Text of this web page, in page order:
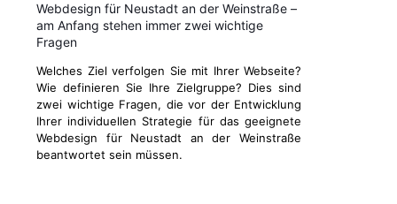
Webdesign für Neustadt an der Weinstraße –
am Anfang stehen immer zwei wichtige
Fragen
Welches Ziel verfolgen Sie mit Ihrer Webseite?
Wie definieren Sie Ihre Zielgruppe? Dies sind
zwei wichtige Fragen, die vor der Entwicklung
Ihrer individuellen Strategie für das geeignete
Webdesign für Neustadt an der Weinstraße
beantwortet sein müssen.